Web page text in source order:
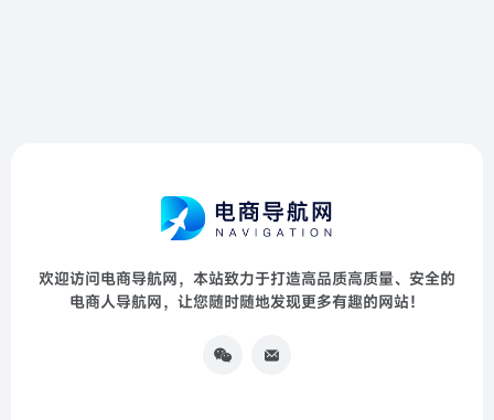
欢迎访问电商导航网，本站致力于打造高品质高质量、安全的
电商人导航网，让您随时随地发现更多有趣的网站！